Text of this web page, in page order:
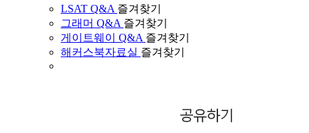
LSAT Q&A 즐겨찾기
그래머 Q&A 즐겨찾기
게이트웨이 Q&A 즐겨찾기
해커스북자료실 즐겨찾기